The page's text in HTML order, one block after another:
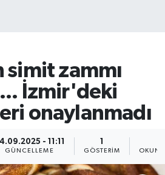
zammı
İzmir'deki
onaylanmadı
- 11:11
GÜNCELLEME GÖSTERIM